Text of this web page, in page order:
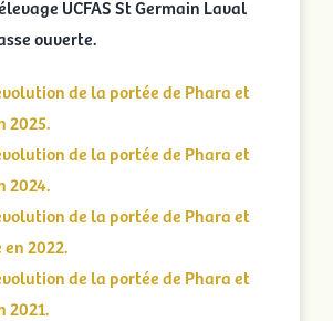
UCFAS St Germain Laval
ouverte.
de la portée de Phara et
2025.
de la portée de Phara et
2024.
de la portée de Phara et
2022.
de la portée de Phara et
2021.